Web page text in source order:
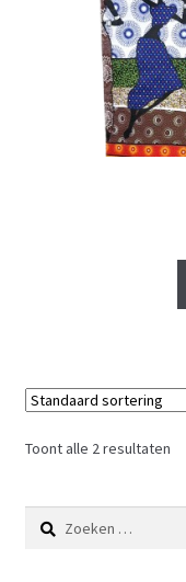
Toont alle 2 resultaten
Zoeken
naar: